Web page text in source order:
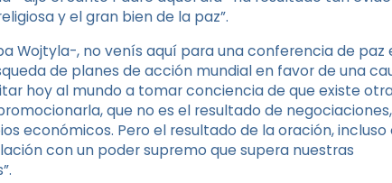
y el gran bien de la paz”.
Wojtyla-, no venís aquí para una conferencia de paz
de planes de acción mundial en favor de una
hoy al mundo a tomar conciencia de que existe
que no es el resultado de
económicos. Pero el resultado de la oración, incluso
con un poder supremo que supera nuestras